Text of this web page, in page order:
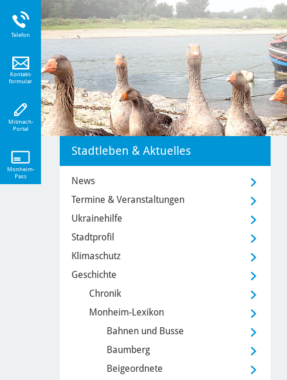
Stadtleben & Aktuelles
News
Termine & Veranstaltungen
Ukrainehilfe
Stadtprofil
Klimaschutz
Geschichte
Chronik
Monheim-Lexikon
Bahnen und Busse
Baumberg
Beigeordnete
Telefon
Kontakt-
formular
Mitmach-
Portal
Monheim-
Pass